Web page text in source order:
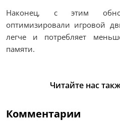
Наконец, с этим
оптимизировали игровой
легче и потребляет
памяти.
Читайте нас
Комментарии